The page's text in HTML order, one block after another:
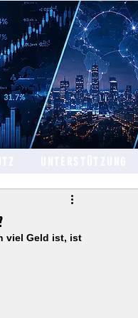
viel Geld ist, ist